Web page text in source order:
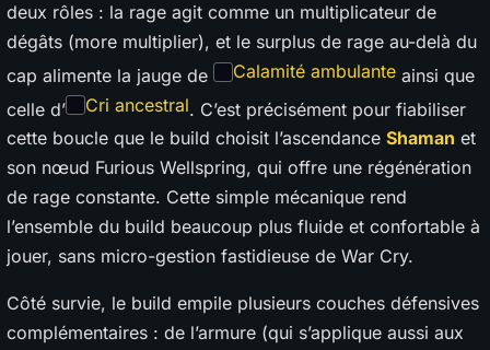
deux rôles : la rage agit comme un multiplicateur de
dégâts (more multiplier), et le surplus de rage au-delà du
cap alimente la jauge de
Calamité ambulante ainsi que
celle d’
Cri ancestral. C’est précisément pour fiabiliser
cette boucle que le build choisit l’ascendance Shaman et
son nœud Furious Wellspring, qui offre une régénération
de rage constante. Cette simple mécanique rend
l’ensemble du build beaucoup plus fluide et confortable à
jouer, sans micro-gestion fastidieuse de War Cry.
Côté survie, le build empile plusieurs couches défensives
complémentaires : de l’armure (qui s’applique aussi aux